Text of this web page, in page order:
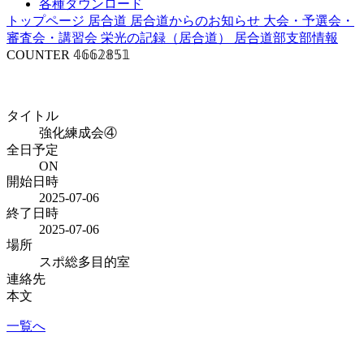
各種ダウンロード
トップページ 居合道 居合道からのお知らせ 大会・予選会・
審査会・講習会 栄光の記録（居合道）
居合道部支部情報
COUNTER 𝟜𝟞𝟞𝟚𝟠𝟝𝟙
タイトル
強化練成会④
全日予定
ON
開始日時
2025-07-06
終了日時
2025-07-06
場所
スポ総多目的室
連絡先
本文
一覧へ